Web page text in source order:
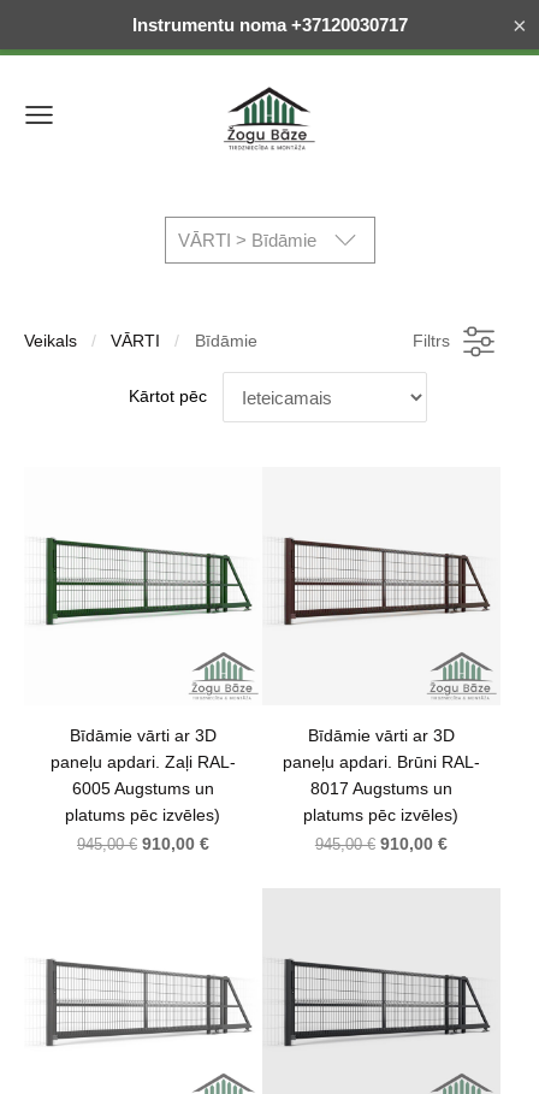
Instrumentu noma +37120030717 ×
VĀRTI > Bīdāmie
Veikals VĀRTI Bīdāmie Filtrs
Kārtot pēc
Bīdāmie vārti ar 3D
paneļu apdari. Zaļi RAL-
6005 Augstums un
platums pēc izvēles)
945,00 € 910,00 €
Bīdāmie vārti ar 3D
paneļu apdari. Brūni RAL-
8017 Augstums un
platums pēc izvēles)
945,00 € 910,00 €